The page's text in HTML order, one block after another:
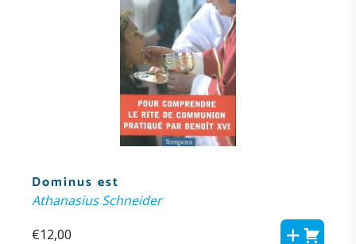
Dominus est
Athanasius Schneider
€12,00